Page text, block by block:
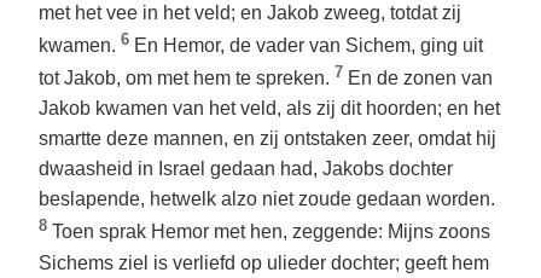
met het vee in het veld; en Jakob zweeg, totdat zij
kwamen. 6 En Hemor, de vader van Sichem, ging uit
tot Jakob, om met hem te spreken. 7 En de zonen van
Jakob kwamen van het veld, als zij dit hoorden; en het
smartte deze mannen, en zij ontstaken zeer, omdat hij
dwaasheid in Israel gedaan had, Jakobs dochter
beslapende, hetwelk alzo niet zoude gedaan worden.
8 Toen sprak Hemor met hen, zeggende: Mijns zoons
Sichems ziel is verliefd op ulieder dochter; geeft hem